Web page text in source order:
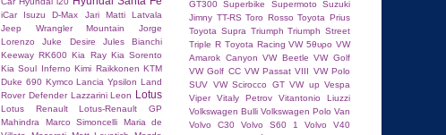
iCar Isuzu D-Max
Jari Matti Latvala
Jeep Wrangler Mountain
Jorge
Lorenzo
Juke Desire
Jules Bianchi
Keeway RK600 Kia Ray Kia Sorento
Kia Soul Inferno Kimi Raikkοnen KTM
Duke 690 Kymco Lancia Ypsilon Land
Rover Defender Lazzarini Leon Lotus
Lotus Renault
Lotus-Renault GP
Mahindra
Marco Simoncelli
Maria de
GT300 Superbike Supermoto
Suzuki
Jimny TT-RS Toro Rosso Toyota Prius
Toyota Supra Triumph Triumph Street
Triple R Tοyota Racing VW 5θυρο VW
Amarok Canyon VW Beetle VW Golf
VW Golf CC VW Passat VIII VW Polo
SUV VW Scirocco GT VW up Vespa
Viper
Vitaly Petrov
Vitantonio Liuzzi
Volkswagen Bulli Volkswagen Polo Van
Volvo C30
Volvo S60 1
Volvo V40